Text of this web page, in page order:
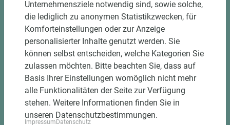
Einzelteiletikettierung auf Wunsch möglich
Materialschonende und kundengerechte
Verpackung der Fixmaße
Jetzt Zuschnitt anfragen
Unternehmensziele notwendig sind, sowie solche,
die lediglich zu anonymen Statistikzwecken, für
Komforteinstellungen oder zur Anzeige
personalisierter Inhalte genutzt werden. Sie
können selbst entscheiden, welche Kategorien Sie
zulassen möchten. Bitte beachten Sie, dass auf
Basis Ihrer Einstellungen womöglich nicht mehr
alle Funktionalitäten der Seite zur Verfügung
stehen. Weitere Informationen finden Sie in
unseren Datenschutzbestimmungen.
ImpressumDatenschutz